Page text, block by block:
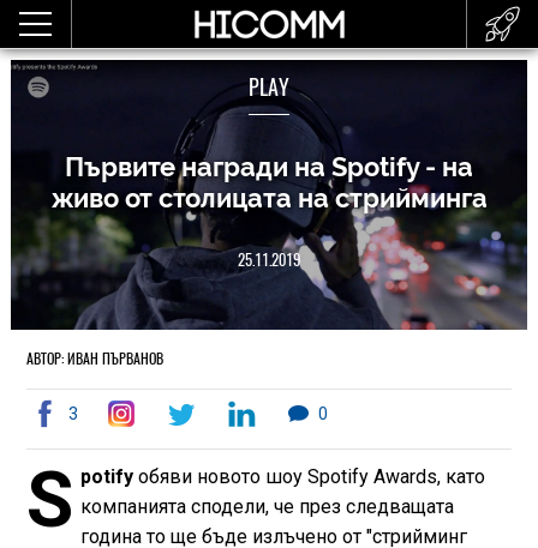
PLAY
Първите награди на Spotify - на
живо от столицата на стрийминга
25.11.2019
АВТОР: ИВАН ПЪРВАНОВ
3 0
S potify обяви новото шоу Spotify Awards, като
компанията сподели, че през следващата
година то ще бъде излъчено от "стрийминг